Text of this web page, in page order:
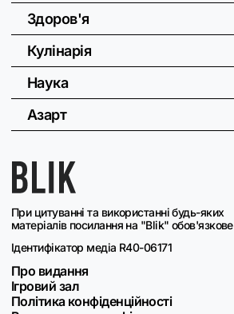
При цитуванні та використанні будь-яких
матеріалів посилання на "Blik" обов'язкове
Ідентифікатор медіа R40-06171
Про видання
Ігровий зал
Політика конфіденційності
Здоров'я
Кулінарія
Наука
Азарт